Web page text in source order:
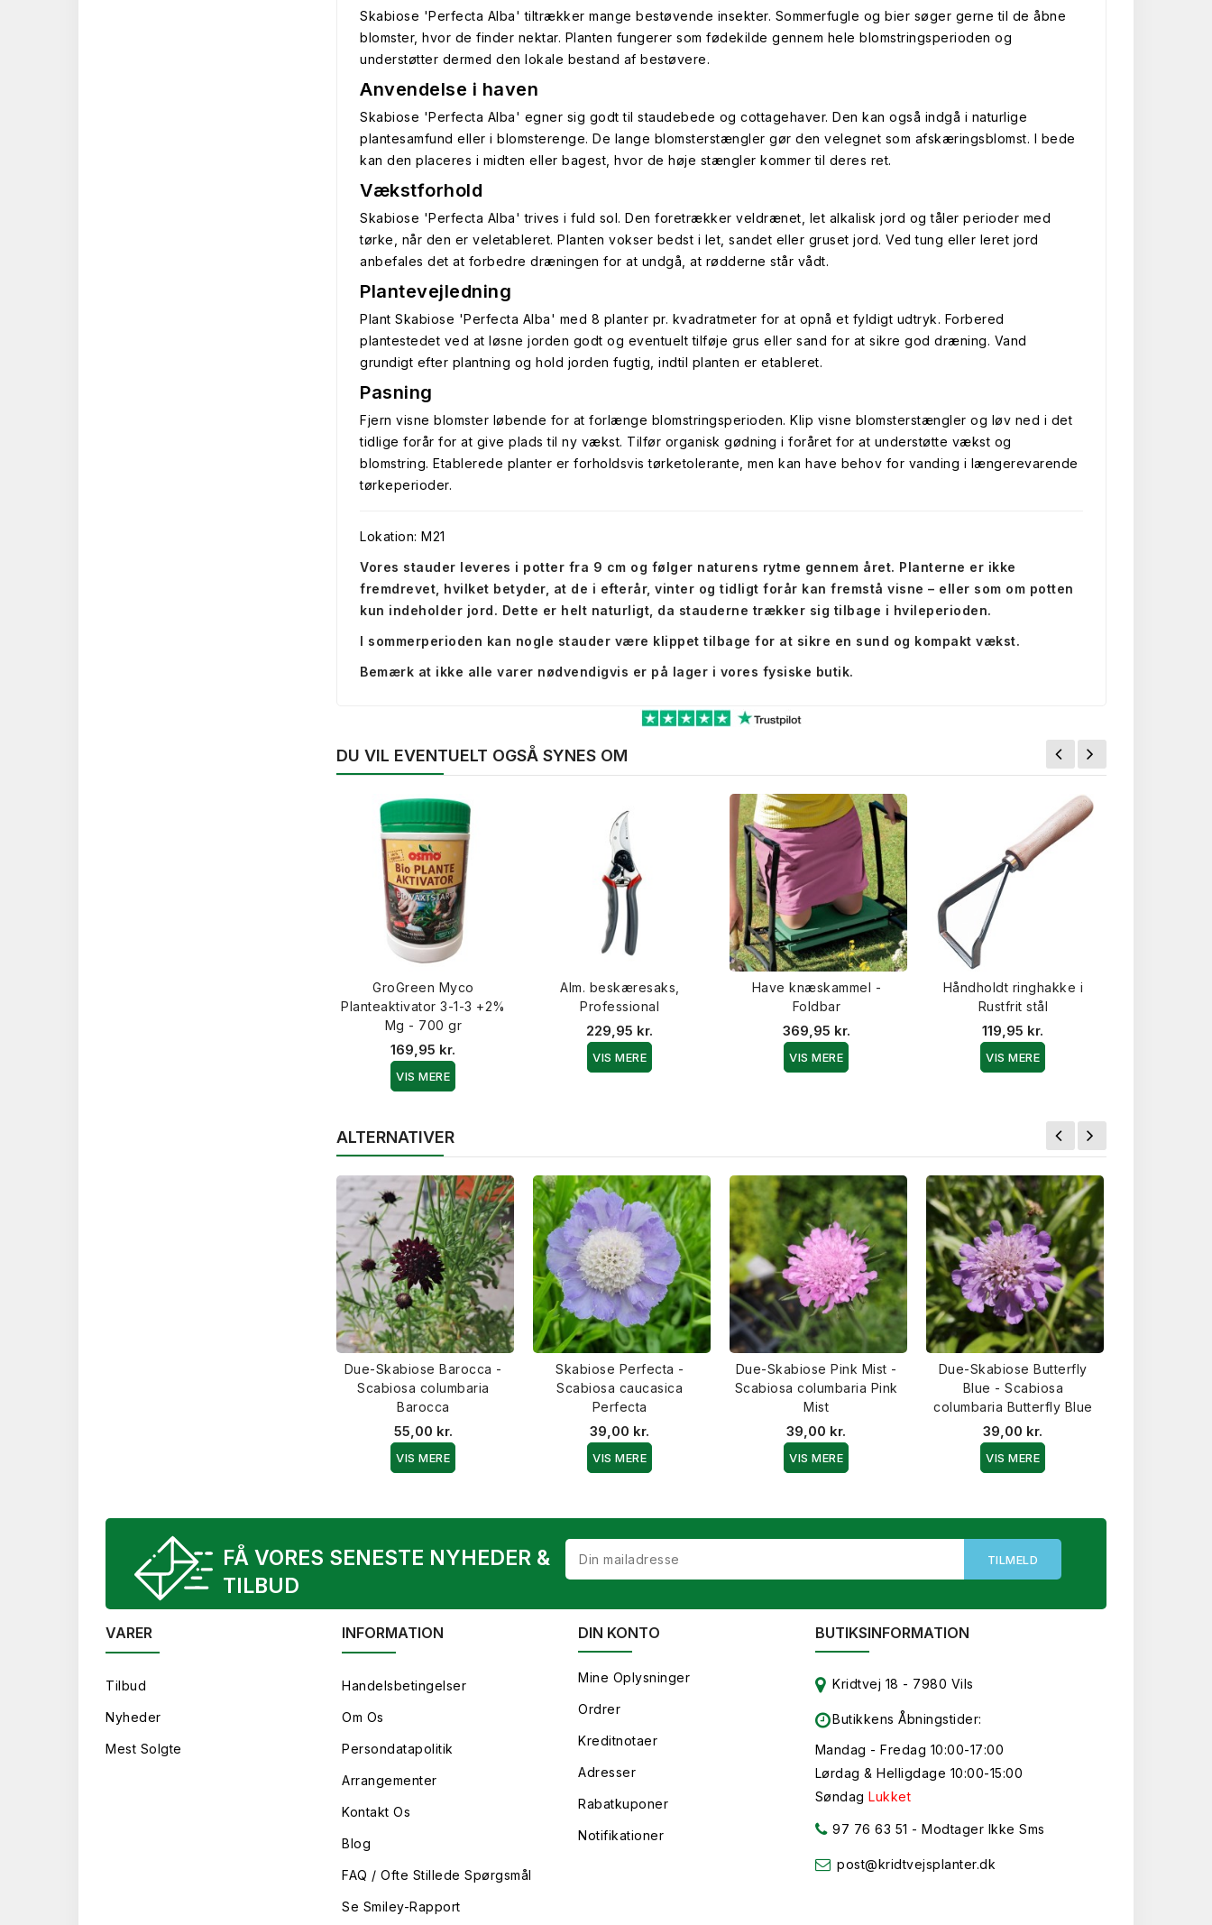
Skabiose 'Perfecta Alba' tiltrækker mange bestøvende insekter. Sommerfugle og bier søger gerne til de åbne
blomster, hvor de finder nektar. Planten fungerer som fødekilde gennem hele blomstringsperioden og
understøtter dermed den lokale bestand af bestøvere.
Anvendelse i haven
Skabiose 'Perfecta Alba' egner sig godt til staudebede og cottagehaver. Den kan også indgå i naturlige
plantesamfund eller i blomsterenge. De lange blomsterstængler gør den velegnet som afskæringsblomst. I bede
kan den placeres i midten eller bagest, hvor de høje stængler kommer til deres ret.
Vækstforhold
Skabiose 'Perfecta Alba' trives i fuld sol. Den foretrækker veldrænet, let alkalisk jord og tåler perioder med
tørke, når den er veletableret. Planten vokser bedst i let, sandet eller gruset jord. Ved tung eller leret jord
anbefales det at forbedre dræningen for at undgå, at rødderne står vådt.
Plantevejledning
Plant Skabiose 'Perfecta Alba' med 8 planter pr. kvadratmeter for at opnå et fyldigt udtryk. Forbered
plantestedet ved at løsne jorden godt og eventuelt tilføje grus eller sand for at sikre god dræning. Vand
grundigt efter plantning og hold jorden fugtig, indtil planten er etableret.
Pasning
Fjern visne blomster løbende for at forlænge blomstringsperioden. Klip visne blomsterstængler og løv ned i det
tidlige forår for at give plads til ny vækst. Tilfør organisk gødning i foråret for at understøtte vækst og
blomstring. Etablerede planter er forholdsvis tørketolerante, men kan have behov for vanding i længerevarende
tørkeperioder.
Lokation: M21
Vores stauder leveres i potter fra 9 cm og følger naturens rytme gennem året. Planterne er ikke
fremdrevet, hvilket betyder, at de i efterår, vinter og tidligt forår kan fremstå visne – eller som om potten
kun indeholder jord. Dette er helt naturligt, da stauderne trækker sig tilbage i hvileperioden.
I sommerperioden kan nogle stauder være klippet tilbage for at sikre en sund og kompakt vækst.
Bemærk at ikke alle varer nødvendigvis er på lager i vores fysiske butik.
DU VIL EVENTUELT OGSÅ SYNES OM
GroGreen Myco
Planteaktivator 3-1-3 +2%
Mg - 700 gr
169,95 kr.
VIS MERE
Alm. beskæresaks,
Professional
229,95 kr.
VIS MERE
Have knæskammel -
Foldbar
369,95 kr.
VIS MERE
Håndholdt ringhakke i
Rustfrit stål
119,95 kr.
VIS MERE
ALTERNATIVER
Due-Skabiose Barocca -
Scabiosa columbaria
Barocca
55,00 kr.
VIS MERE
Skabiose Perfecta -
Scabiosa caucasica
Perfecta
39,00 kr.
VIS MERE
Due-Skabiose Pink Mist -
Scabiosa columbaria Pink
Mist
39,00 kr.
VIS MERE
Due-Skabiose Butterfly
Blue - Scabiosa
columbaria Butterfly Blue
39,00 kr.
VIS MERE
FÅ VORES SENESTE NYHEDER &
TILBUD
VARER
Tilbud
Nyheder
Mest Solgte
INFORMATION
Handelsbetingelser
Om Os
Persondatapolitik
Arrangementer
Kontakt Os
Blog
FAQ / Ofte Stillede Spørgsmål
Se Smiley-Rapport
DIN KONTO
Mine Oplysninger
Ordrer
Kreditnotaer
Adresser
Rabatkuponer
Notifikationer
BUTIKSINFORMATION
Kridtvej 18 - 7980 Vils
Butikkens Åbningstider:
Mandag - Fredag 10:00-17:00
Lørdag & Helligdage 10:00-15:00
SøndagLukket
97 76 63 51 - Modtager Ikke Sms
post@kridtvejsplanter.dk